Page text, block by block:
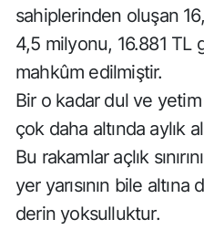
sahiplerinden oluşan
4,5 milyonu, 16.881 TL
mahkûm edilmiştir.
Bir o kadar dul ve
çok daha altında aylık
Bu rakamlar açlık
yer yarısının bile
derin yoksulluktur.